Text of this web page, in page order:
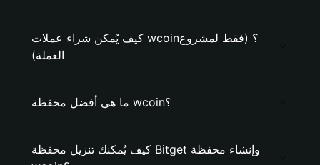
كيف يُمكن شراء عملات wcoin؟ (فقط لمشروع
العملة)
ما هي أفضل محفظة wcoin؟
كيف يُمكنك تنزيل محفظة Bitget وإنشاء محفظة